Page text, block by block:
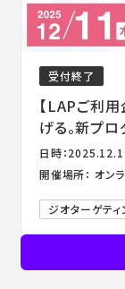
受付終了
【LAPご利用
げる。新プ
日時：
開催場所： オン
ジオターゲテ